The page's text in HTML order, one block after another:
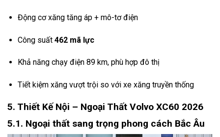
Động cơ xăng tăng áp + mô-tơ điện
Công suất 462 mã lực
Khả năng chạy điện 89 km, phù hợp đô thị
Tiết kiệm xăng vượt trội so với xe xăng truyền thống
5. Thiết Kế Nội – Ngoại Thất Volvo XC60 2026
5.1. Ngoại thất sang trọng phong cách Bắc Âu